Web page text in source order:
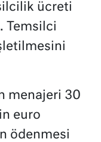
ücreti
Temsilci
menajeri 30
euro
ödenmesi